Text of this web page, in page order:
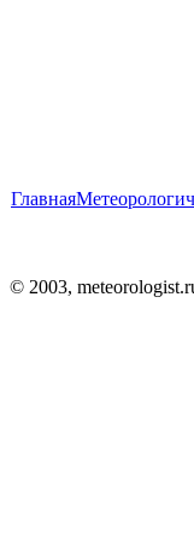
Главная
© 2003,